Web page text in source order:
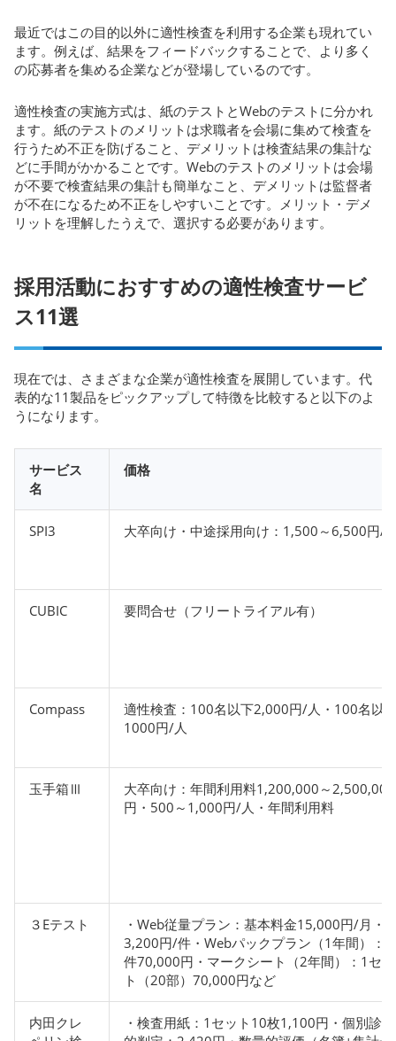
最近ではこの目的以外に適性検査を利用する企業も現れてい
ます。例えば、結果をフィードバックすることで、より多く
の応募者を集める企業などが登場しているのです。
適性検査の実施方式は、紙のテストとWebのテストに分かれ
ます。紙のテストのメリットは求職者を会場に集めて検査を
行うため不正を防げること、デメリットは検査結果の集計な
どに手間がかかることです。Webのテストのメリットは会場
が不要で検査結果の集計も簡単なこと、デメリットは監督者
が不在になるため不正をしやすいことです。メリット・デメ
リットを理解したうえで、選択する必要があります。
採用活動におすすめの適性検査サービ
ス11選
現在では、さまざまな企業が適性検査を展開しています。代
表的な11製品をピックアップして特徴を比較すると以下のよ
うになります。
サービス
名
価格
SPI3 大卒向け・中途採用向け：1,500～6,500円/
CUBIC 要問合せ（フリートライアル有）
Compass
適性検査：100名以下2,000円/人・100名以
1000円/人
玉手箱Ⅲ
大卒向け：年間利用料1,200,000～2,500,000
円・500～1,000円/人・年間利用料
３Eテスト
・Web従量プラン：基本料金15,000円/月・
3,200円/件・Webパックプラン（1年間）：
件70,000円・マークシート（2年間）：1セッ
ト（20部）70,000円など
内田クレ
・検査用紙：1セット10枚1,100円・個別診断